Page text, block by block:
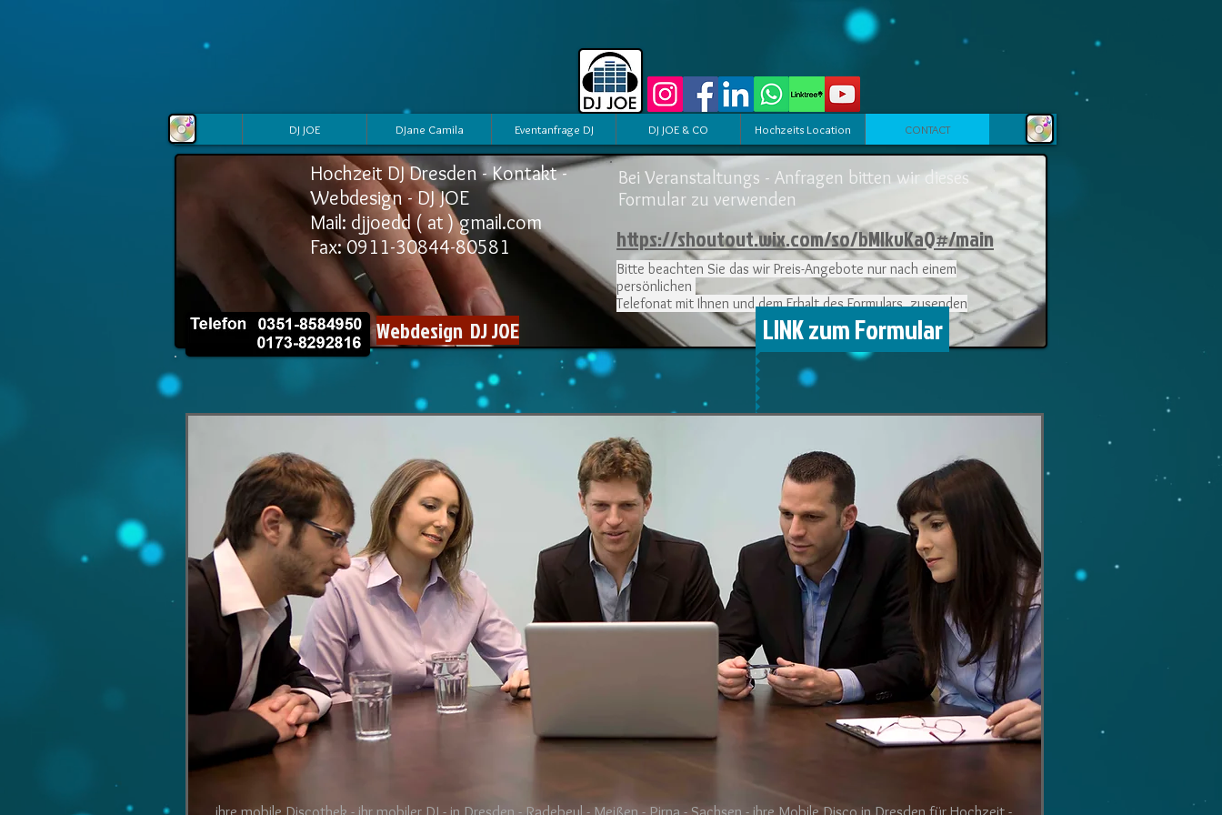
DJ JOE DJane Camila Eventanfrage DJ DJ JOE & CO Hochzeits Location CONTACT
Hochzeit DJ Dresden - Kontakt -
Webdesign - DJ JOE
Mail: djjoedd ( at ) gmail.com
Fax: 0911-30844-80581
Bei Veranstaltungs - Anfragen bitten wir dieses
Formular zu verwenden
Bitte beachten Sie das wir Preis-Angebote nur nach einem
persönlichen
Telefonat mit Ihnen und dem Erhalt des Formularszusenden
https://shoutout.wix.com/so/bMIkvKaQ#/main
Webdesign DJ JOE LINK zum Formular
ihre mobile Discothek - ihr mobiler DJ - in Dresden - Radebeul - Meißen - Pirna - Sachsen - ihre Mobile Disco in Dresden für Hochzeit -